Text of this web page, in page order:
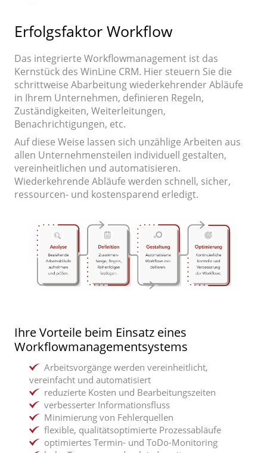
Erfolgsfaktor Workflow
Das integrierte Workflowmanagement ist das
Kernstück des WinLine CRM. Hier steuern Sie die
schrittweise Abarbeitung wiederkehrender Abläufe
in Ihrem Unternehmen, definieren Regeln,
Zuständigkeiten, Weiterleitungen,
Benachrichtigungen, etc.
Auf diese Weise lassen sich unzählige Arbeiten aus
allen Unternehmensteilen individuell gestalten,
vereinheitlichen und automatisieren.
Wiederkehrende Abläufe werden schnell, sicher,
ressourcen- und kostensparend erledigt.
Ihre Vorteile beim Einsatz eines
Workflowmanagementsystems
Arbeitsvorgänge werden vereinheitlicht,
vereinfacht und automatisiert
reduzierte Kosten und Bearbeitungszeiten
verbesserter Informationsfluss
Minimierung von Fehlerquellen
flexible, qualitätsoptimierte Prozessabläufe
optimiertes Termin- und ToDo-Monitoring